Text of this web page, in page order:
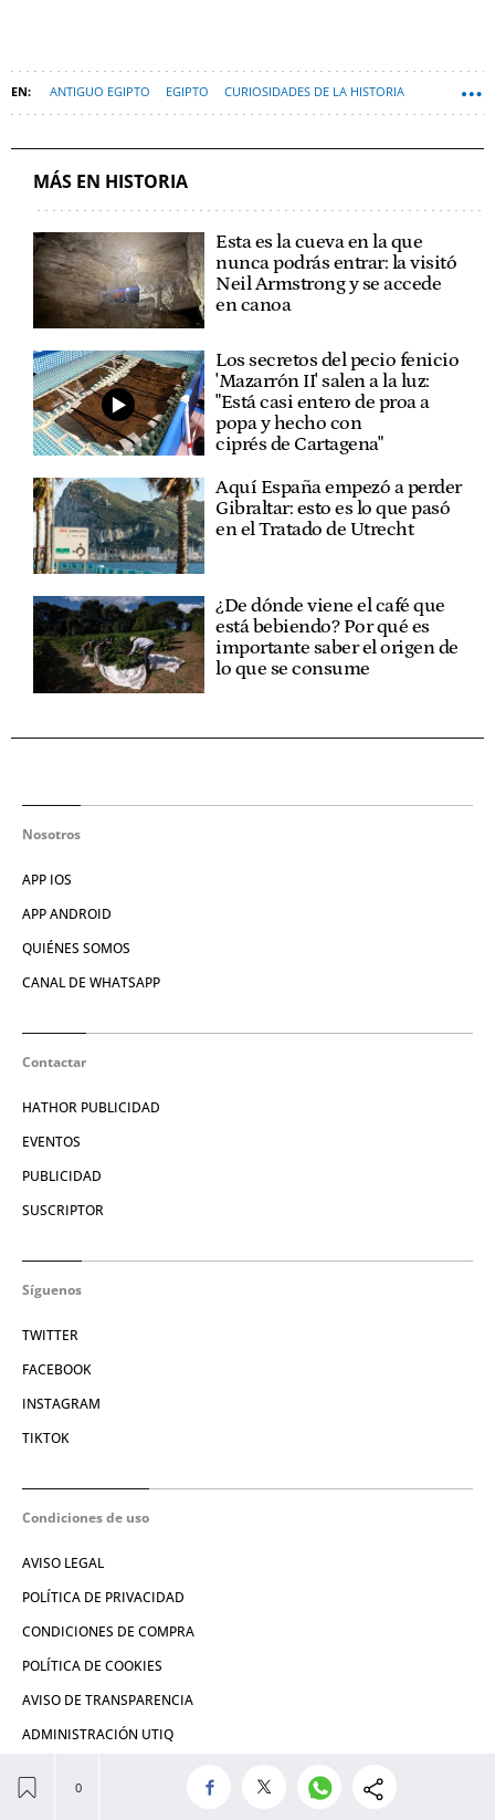
ANTIGUO EGIPTO EGIPTO CURIOSIDADES DE LA HISTORIA
MÁS EN HISTORIA
Esta es la cueva en la que
nunca podrás entrar: la visitó
Neil Armstrong y se accede
en canoa
Los secretos del pecio fenicio
'Mazarrón II' salen a la luz:
"Está casi entero de proa a
popa y hecho con
ciprés de Cartagena"
Aquí España empezó a perder
Gibraltar: esto es lo que pasó
en el Tratado de Utrecht
¿De dónde viene el café que
está bebiendo? Por qué es
importante saber el origen de
lo que se consume
Nosotros
APP IOS
APP ANDROID
QUIÉNES SOMOS
CANAL DE WHATSAPP
Contactar
HATHOR PUBLICIDAD
EVENTOS
PUBLICIDAD
SUSCRIPTOR
Síguenos
TWITTER
FACEBOOK
INSTAGRAM
TIKTOK
Condiciones de uso
AVISO LEGAL
POLÍTICA DE PRIVACIDAD
CONDICIONES DE COMPRA
POLÍTICA DE COOKIES
AVISO DE TRANSPARENCIA
ADMINISTRACIÓN UTIQ